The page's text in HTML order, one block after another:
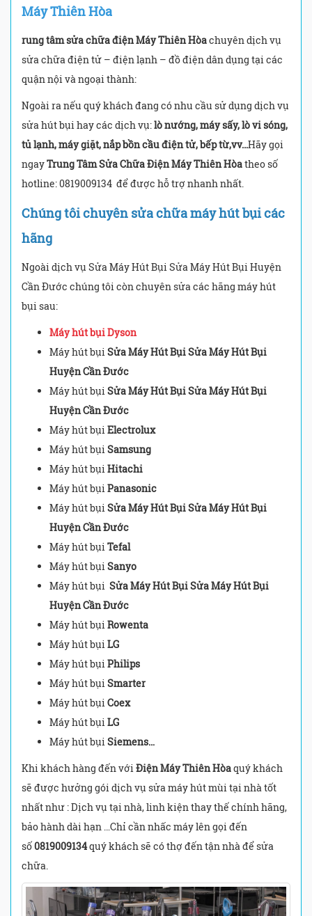
Máy Thiên Hòa
rung tâm sửa chữa điện Máy Thiên Hòachuyên dịch vụ
sửa chữa điện tử – điện lạnh – đồ điện dân dụng tại các
quận nội và ngoại thành:
Ngoài ra nếu quý khách đang có nhu cầu sử dụng dịch vụ
sửa hút bụi hay các dịch vụ:lò nướng, máy sấy, lò vi sóng,
tủ lạnh, máy giặt, nắp bồn cầu điện tử, bếp từ,vv…Hãy gọi
ngayTrung Tâm Sửa Chữa Điện Máy Thiên Hòatheo số
hotline: 0819009134 để được hỗ trợ nhanh nhất.
Chúng tôi chuyên sửa chữa máy hút bụi các
hãng
Ngoài dịch vụ Sửa Máy Hút Bụi Sửa Máy Hút Bụi Huyện
Cần Đước chúng tôi còn chuyên sửa các hãng máy hút
bụi sau:
Máy hút bụi Dyson
Máy hút bụi Sửa Máy Hút Bụi Sửa Máy Hút Bụi
Huyện Cần Đước
Máy hút bụi Sửa Máy Hút Bụi Sửa Máy Hút Bụi
Huyện Cần Đước
Máy hút bụi Electrolux
Máy hút bụi Samsung
Máy hút bụi Hitachi
Máy hút bụi Panasonic
Máy hút bụi Sửa Máy Hút Bụi Sửa Máy Hút Bụi
Huyện Cần Đước
Máy hút bụi Tefal
Máy hút bụi Sanyo
Máy hút bụi Sửa Máy Hút Bụi Sửa Máy Hút Bụi
Huyện Cần Đước
Máy hút bụi Rowenta
Máy hút bụi LG
Máy hút bụi Philips
Máy hút bụi Smarter
Máy hút bụi Coex
Máy hút bụi LG
Máy hút bụi Siemens…
Khi khách hàng đến với Điện Máy Thiên Hòaquý khách
sẽ được hưởng gói dịch vụ sửa máy hút mùi tại nhà tốt
nhất như : Dịch vụ tại nhà, linh kiện thay thế chính hãng,
bảo hành dài hạn …Chỉ cần nhấc máy lên gọi đến
số0819009134quý khách sẽ có thợ đến tận nhà để sửa
chữa.